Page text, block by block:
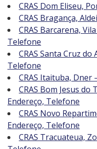
CRAS Dom Eliseu,
CRAS Bragança,
CRAS Barcarena,
Telefone
CRAS Santa Cruz do
Telefone
CRAS Itaituba, Dner
CRAS Bom Jesus do
Endereço, Telefone
CRAS Novo
Endereço, Telefone
CRAS Tracuateua,